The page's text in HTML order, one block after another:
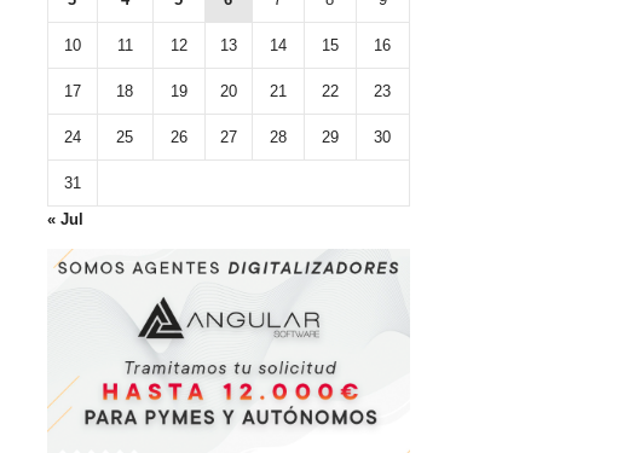
10 11 12 13 14 15 16
17 18 19 20 21 22 23
24 25 26 27 28 29 30
31
« Jul